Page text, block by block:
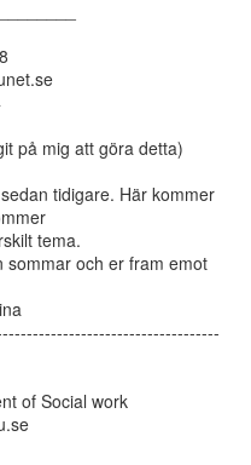
på mig att göra detta)
tidigare. Här kommer
tema.
sommar och er fram emot
of Social work